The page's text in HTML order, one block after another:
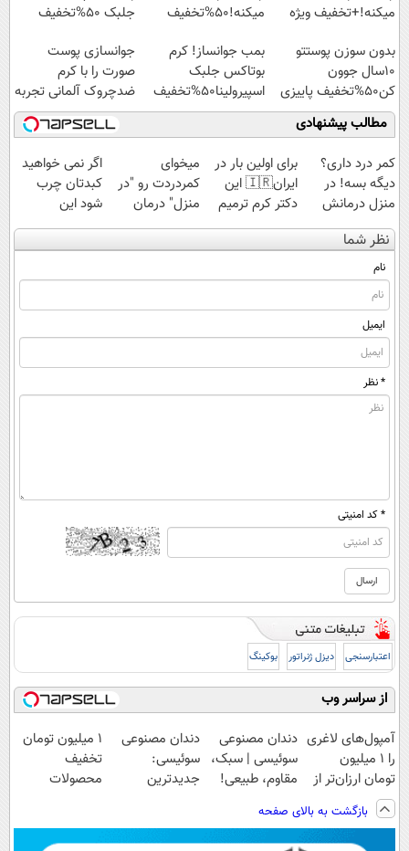
میکنه!+تخفیف ویژه
میکنه!50%تخفیف
جلبک 50%تخفیف
بدون سوزن پوستتو
10سال جوون
کن50%تخفیف پاییزی
بمب جوانساز! کرم
بوتاکس جلبک
اسپیرولینا50%تخفیف
جوانسازی پوست
صورت را با کرم
ضدچروک آلمانی تجربه
کنید!
مطالب پیشنهادی
کمر درد داری؟
دیگه بسه! در
منزل درمانش
کن
(◀پرسش‌نامه)
برای اولین بار در
ایران🇮🇷 این
دکتر کرم ترمیم
کننده 23 روزه
ساخت!
میخوای
کمردردت رو "در
منزل" درمان
کنی؟ (◂فیلم +
◂پرسش‌نامه)
اگر نمی خواهید
کبدتان چرب
شود این
نوشیدنی خوش
طعم را بنوشید
نظر شما
نام
ایمیل
* نظر
* کد امنیتی
اعتبارسنجی دیزل ژنراتور بوکینگ
از سراسر وب
آمپول‌های لاغری
را ۱ میلیون
تومان ارزان‌تر از
همه‌جا بخر!
دندان مصنوعی
سوئیسی | سبک،
مقاوم، طبیعی!
رایگان+پرداخت
اقساطی😍
دندان مصنوعی
سوئیسی:
جدیدترین
پرداخت قسطی
۱ میلیون تومان
تخفیف
محصولات
شروع کاهش
بازگشت به بالای صفحه